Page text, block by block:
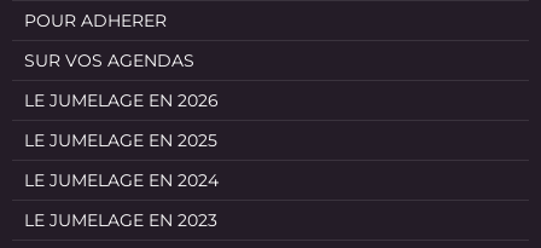
POUR ADHERER
SUR VOS AGENDAS
LE JUMELAGE EN 2026
LE JUMELAGE EN 2025
LE JUMELAGE EN 2024
LE JUMELAGE EN 2023